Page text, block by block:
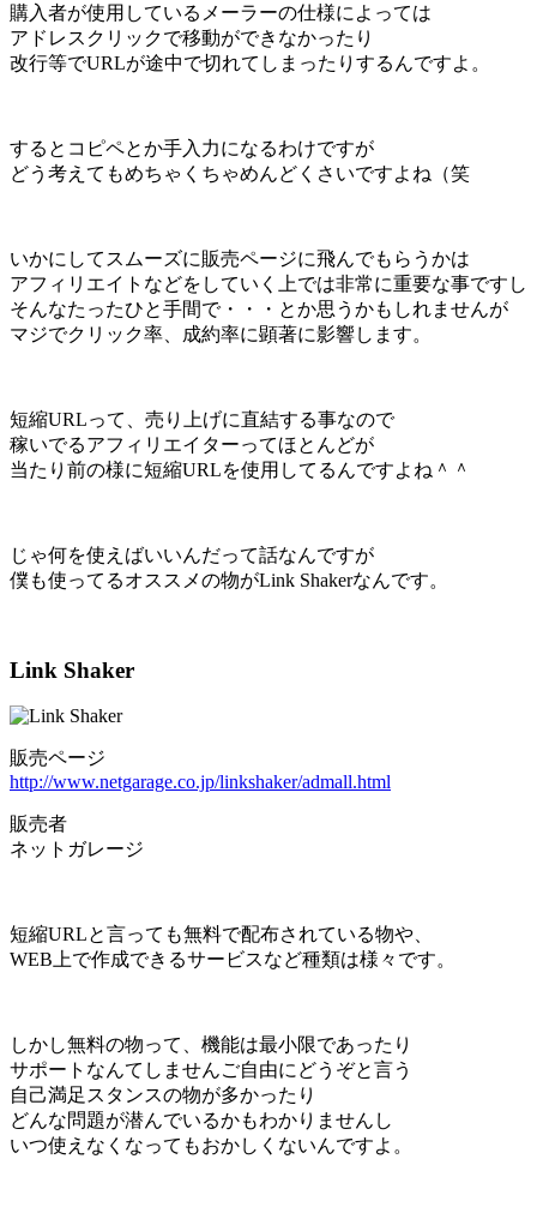
購入者が使用しているメーラーの仕様によっては
アドレスクリックで移動ができなかったり
改行等でURLが途中で切れてしまったりするんですよ。
するとコピペとか手入力になるわけですが
どう考えてもめちゃくちゃめんどくさいですよね（笑
いかにしてスムーズに販売ページに飛んでもらうかは
アフィリエイトなどをしていく上では非常に重要な事ですし
そんなたったひと手間で・・・とか思うかもしれませんが
マジでクリック率、成約率に顕著に影響します。
短縮URLって、売り上げに直結する事なので
稼いでるアフィリエイターってほとんどが
当たり前の様に短縮URLを使用してるんですよね＾＾
じゃ何を使えばいいんだって話なんですが
僕も使ってるオススメの物がLink Shakerなんです。
Link Shaker
販売ページ
http://www.netgarage.co.jp/linkshaker/admall.html
販売者
ネットガレージ
短縮URLと言っても無料で配布されている物や、
WEB上で作成できるサービスなど種類は様々です。
しかし無料の物って、機能は最小限であったり
サポートなんてしませんご自由にどうぞと言う
自己満足スタンスの物が多かったり
どんな問題が潜んでいるかもわかりませんし
いつ使えなくなってもおかしくないんですよ。